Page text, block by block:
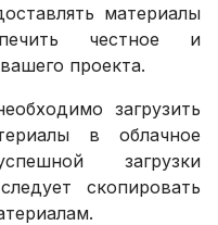
материалы
честное и
проекта.
загрузить
в облачное
загрузки
скопировать